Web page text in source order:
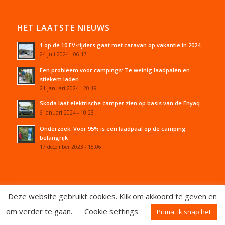
HET LAATSTE NIEUWS
1 op de 10 EV-rijders gaat met caravan op vakantie in 2024
24 juli 2024 - 06:17
Een probleem voor campings: Te weinig laadpalen en
stiekem laden
21 januari 2024 - 20:19
Skoda laat elektrische camper zien op basis van de Enyaq
6 januari 2024 - 10:23
Onderzoek: Voor 95% is een laadpaal op de camping
belangrijk
17 december 2023 - 15:06
Enfold Theme by Kriesi
Powered by DigitAll Consultancy
Deze website gebruikt cookies. Klik om akkoord te geven en
om verder te gaan.
Cookie settings Prima, ik snap het